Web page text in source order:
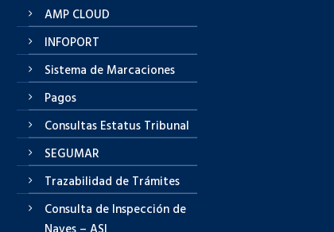
AMP CLOUD
INFOPORT
Sistema de Marcaciones
Pagos
Consultas Estatus Tribunal
SEGUMAR
Trazabilidad de Trámites
Consulta de Inspección de